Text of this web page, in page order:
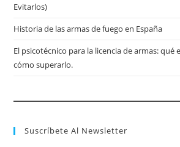
Evitarlos)
Historia de las armas de fuego en España
El psicotécnico para la licencia de armas: qué
cómo superarlo.
Suscríbete Al Newsletter